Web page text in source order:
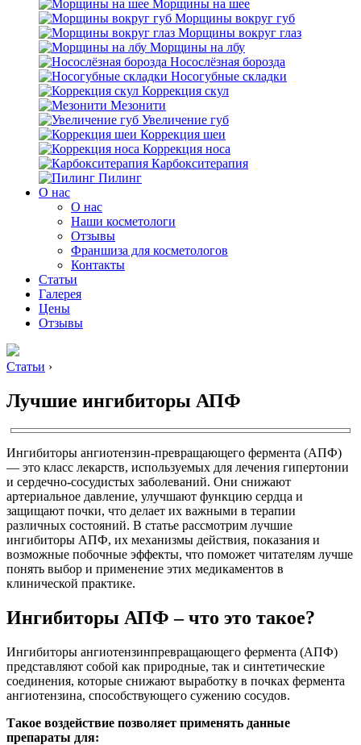
Морщины на шее
Морщины вокруг губ
Морщины вокруг глаз
Морщины на лбу
Носослёзная борозда
Носогубные складки
Коррекция скул
Мезонити
Увеличение губ
Коррекция шеи
Коррекция носа
Карбокситерапия
Пилинг
O нас
O нас
Наши косметологи
Отзывы
Франшиза для косметологов
Контакты
Статьи
Галерея
Цены
Отзывы
Статьи ›
Лучшие ингибиторы АПФ
Ингибиторы ангиотензин-превращающего фермента (АПФ)
— это класс лекарств, используемых для лечения гипертонии
и сердечно-сосудистых заболеваний. Они снижают
артериальное давление, улучшают функцию сердца и
защищают почки, что делает их важными в терапии
различных состояний. В статье рассмотрим лучшие
ингибиторы АПФ, их механизмы действия, показания и
возможные побочные эффекты, что поможет читателям лучше
понять выбор и применение этих медикаментов в
клинической практике.
Ингибиторы АПФ – что это такое?
Ингибиторы ангиотензинпревращающего фермента (АПФ)
представляют собой как природные, так и синтетические
соединения, которые снижают выработку в почках фермента
ангиотензина, способствующего сужению сосудов.
Такое воздействие позволяет применять данные
препараты для: